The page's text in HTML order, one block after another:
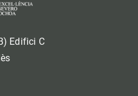
Edifici C